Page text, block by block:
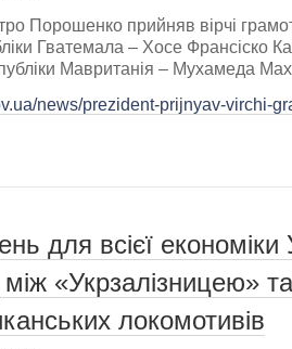
Порошенко прийняв вірчі
Гватемала – Хосе Франсіско
Мавританія – Мухамеда
news/prezident-prijnyav-virchi-
для всієї
між «Укрзалізницею»
локомотивів